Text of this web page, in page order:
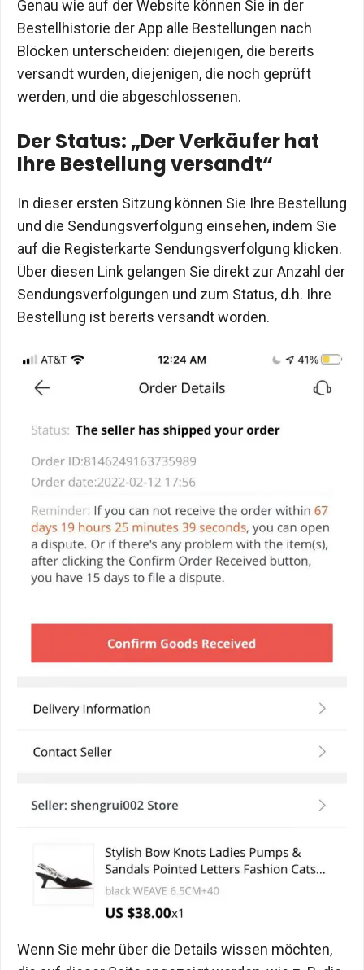
Genau wie auf der Website können Sie in der
Bestellhistorie der App alle Bestellungen nach
Blöcken unterscheiden: diejenigen, die bereits
versandt wurden, diejenigen, die noch geprüft
werden, und die abgeschlossenen.
Der Status: „Der Verkäufer hat
Ihre Bestellung versandt“
In dieser ersten Sitzung können Sie Ihre Bestellung
und die Sendungsverfolgung einsehen, indem Sie
auf die Registerkarte Sendungsverfolgung klicken.
Über diesen Link gelangen Sie direkt zur Anzahl der
Sendungsverfolgungen und zum Status, d.h. Ihre
Bestellung ist bereits versandt worden.
Wenn Sie mehr über die Details wissen möchten,